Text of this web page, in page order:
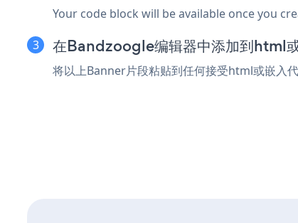
Your code block will be available once you
在Bandzoogle编辑器中添加到html
将以上Banner片段粘贴到任何接受html或嵌入